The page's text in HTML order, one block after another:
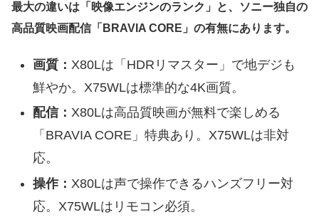
最大の違いは「映像エンジンのランク」と、ソニー独自の
高品質映画配信「BRAVIA CORE」の有無にあります。
画質： X80Lは「HDRリマスター」で地デジも
鮮やか。X75WLは標準的な4K画質。
配信： X80Lは高品質映画が無料で楽しめる
「BRAVIA CORE」特典あり。X75WLは非対
応。
操作： X80Lは声で操作できるハンズフリー対
応。X75WLはリモコン必須。